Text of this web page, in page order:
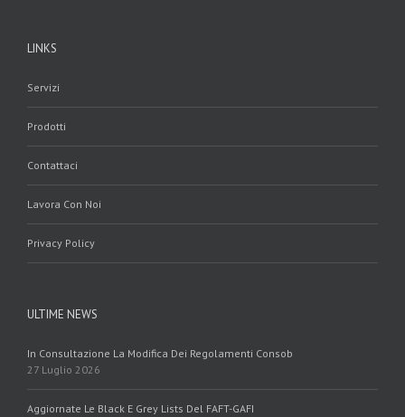
LINKS
Servizi
Prodotti
Contattaci
Lavora Con Noi
Privacy Policy
ULTIME NEWS
In Consultazione La Modifica Dei Regolamenti Consob
27 Luglio 2026
Aggiornate Le Black E Grey Lists Del FAFT-GAFI